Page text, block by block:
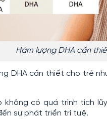
Hàm lượng DHA cần
DHA cần thiết cho trẻ
không có quá trình tích
sự phát triển trí tuệ.